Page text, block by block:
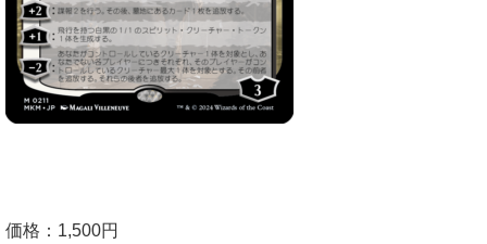
価格：1,500円